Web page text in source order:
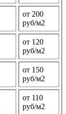
от 200
руб/м2
от 120
руб/м2
от 150
руб/м2
от 110
руб/м2